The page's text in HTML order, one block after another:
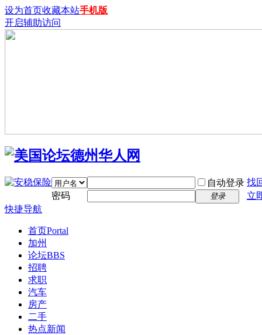
设为首页收藏本站手机版
开启辅助访问
自动登录 找
密码
登录
立
快捷导航
首页Portal
加州
论坛BBS
招聘
求职
汽车
房产
二手
热点新闻